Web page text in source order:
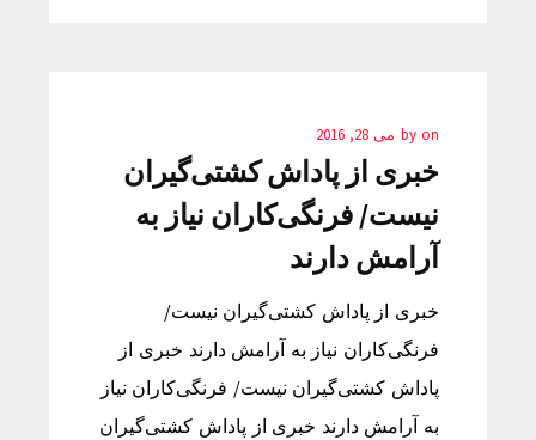
by on می 28, 2016
خبری از پاداش کشتی‌گیران
نیست/ فرنگی‌کاران نیاز به
آرامش دارند
خبری از پاداش کشتی‌گیران نیست/
فرنگی‌کاران نیاز به آرامش دارند خبری از
پاداش کشتی‌گیران نیست/ فرنگی‌کاران نیاز
به آرامش دارند خبری از پاداش کشتی‌گیران